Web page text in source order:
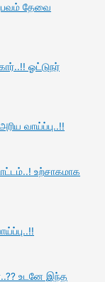
தேவை
ஓட்டுநர்
வாய்ப்பு..!!
உற்சாகமாக
உடனே இந்த